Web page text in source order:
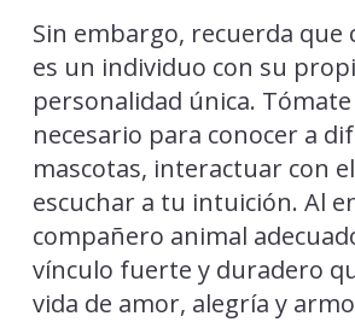
Sin embargo, recuerda que
es un individuo con su
personalidad única.
necesario para conocer a
mascotas, interactuar con
escuchar a tu intuición. Al
compañero animal
vínculo fuerte y duradero
vida de amor, alegría y